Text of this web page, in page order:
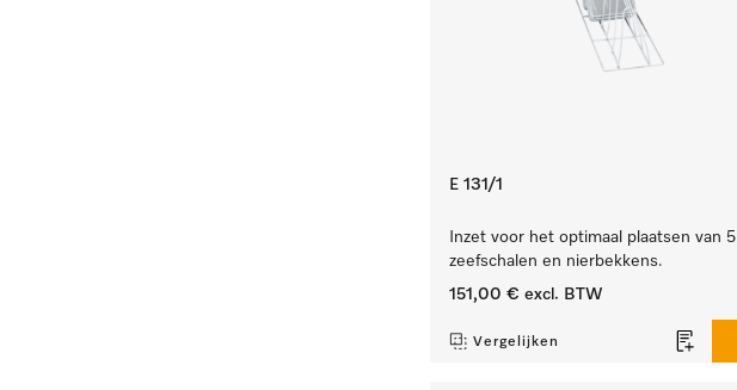
E 131/1
Inzet voor het optimaal plaatsen van 5
zeefschalen en nierbekkens.
151,00 € excl. BTW
Vergelijken